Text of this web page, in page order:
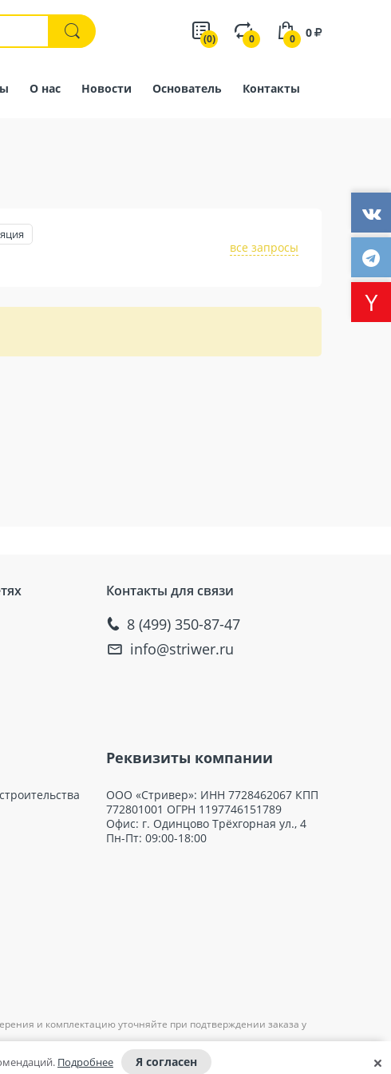
(0) 0 0 0
О нас Новости Основатель Контакты
все запросы
Контакты для связи
8 (499) 350-87-47
info@striwer.ru
Реквизиты компании
ООО «Стривер»: ИНН 7728462067 КПП
772801001 ОГРН 1197746151789
Офис: г. Одинцово Трёхгорная ул., 4
Пн-Пт: 09:00-18:00
и комплектацию уточняйте при подтверждении заказа у
Подробнее Я согласен